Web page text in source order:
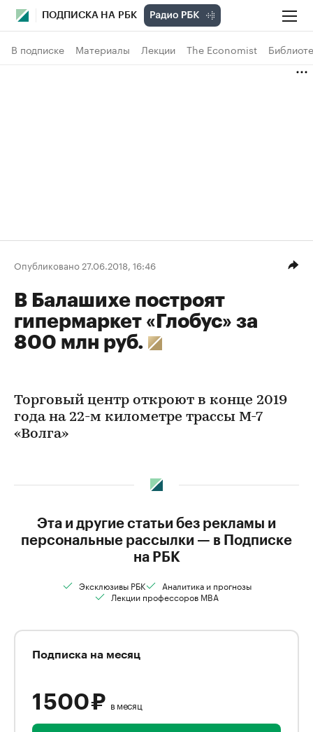
ПОДПИСКА НА РБК
В подписке Материалы Лекции The Economist
Опубликовано 27.06.2018, 16:46
В Балашихе построят
гипермаркет «Глобус» за
800 млн руб.
Торговый центр откроют в конце 2019
года на 22-м километре трассы М-7
«Волга»
Эта и другие статьи без рекламы и
персональные рассылки — в Подписке
на РБК
Эксклюзивы РБК
Аналитика и прогнозы
Лекции профессоров MBA
Подписка на месяц
1 500 ₽ в месяц